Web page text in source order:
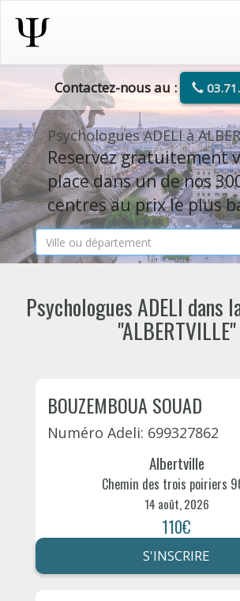
Contactez-nous au :
Psychologues ADELI à
Reservez gratuitement
place dans un de nos
centres au prix le plus
Psychologues ADELI dans
"ALBERTVILLE"
BOUZEMBOUA SOUAD
Numéro Adeli: 699327862
Albertville
Chemin des trois poiriers
14 août, 2026
110€
S'INSCRIRE